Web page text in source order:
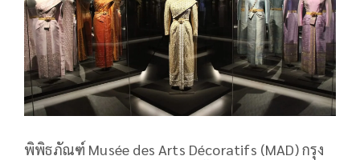
พิพิธภัณฑ์ Musée des Arts Décoratifs (MAD) กรุง